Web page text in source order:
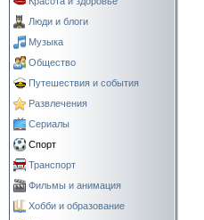
Люди и блоги
Музыка
Общество
Путешествия и события
Развлечения
Сериалы
Спорт
Транспорт
Фильмы и анимация
Хобби и образование